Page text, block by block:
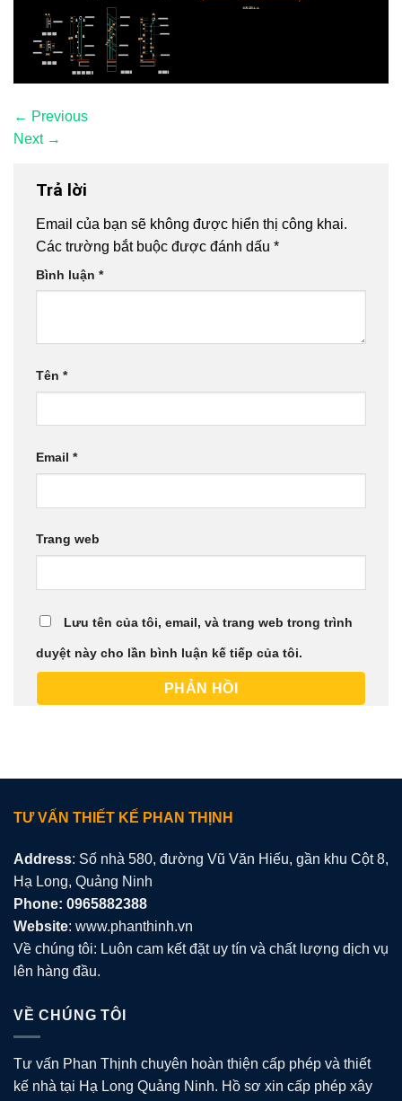
← Previous
Next →
Trả lời
Email của bạn sẽ không được hiển thị công khai.
Các trường bắt buộc được đánh dấu *
Bình luận *
Tên *
Email *
Trang web
Lưu tên của tôi, email, và trang web trong trình
duyệt này cho lần bình luận kế tiếp của tôi.
TƯ VẤN THIẾT KẾ PHAN THỊNH
Address: Số nhà 580, đường Vũ Văn Hiếu, gần khu Cột 8,
Hạ Long, Quảng Ninh
Phone: 0965882388
Website: www.phanthinh.vn
Về chúng tôi: Luôn cam kết đặt uy tín và chất lượng dịch vụ
lên hàng đầu.
VỀ CHÚNG TÔI
Tư vấn Phan Thịnh chuyên hoàn thiện cấp phép và thiết
kế nhà tại Hạ Long Quảng Ninh. Hồ sơ xin cấp phép xây